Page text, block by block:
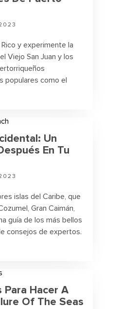
y experimente la
Viejo San Juan y los
populares como el
Un
En Tu
islas del Caribe, que
Gran Caimán,
guía de los más bellos
consejos de expertos.
Para Hacer A
Of The Seas